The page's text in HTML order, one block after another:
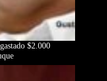
$2.000